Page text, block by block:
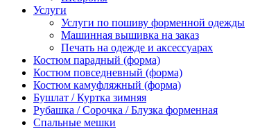
Услуги
Услуги по пошиву форменной одежды
Машинная вышивка на заказ
Печать на одежде и аксессуарах
Костюм парадный (форма)
Костюм повседневный (форма)
Костюм камуфляжный (форма)
Бушлат / Куртка зимняя
Рубашка / Сорочка / Блузка форменная
Спальные мешки